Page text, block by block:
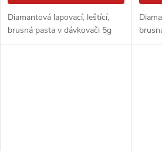
Diamantová lapovací, leštící,
brusná pasta v dávkovači 5g